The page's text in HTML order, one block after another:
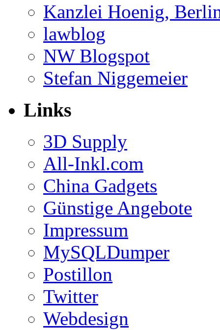
Kanzlei Hoenig,
lawblog
NW Blogspot
Stefan Niggemeier
Links
3D Supply
All-Inkl.com
China Gadgets
Günstige Angebote
Impressum
MySQLDumper
Postillon
Twitter
Webdesign